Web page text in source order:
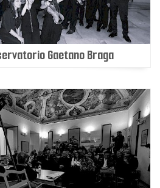
Gaetano Braga